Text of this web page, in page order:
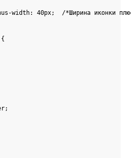
width: 40px;  /*Ширина иконки
{